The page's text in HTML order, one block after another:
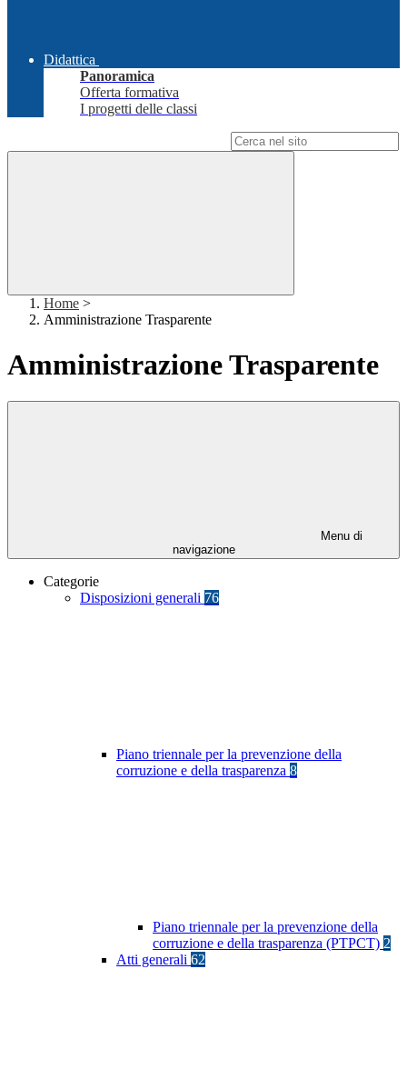
Didattica
Panoramica
Offerta formativa
I progetti delle classi
Home >
Amministrazione Trasparente
Amministrazione Trasparente
Menu di
navigazione
Categorie
Disposizioni generali 76
Piano triennale per la prevenzione della
corruzione e della trasparenza 8
Piano triennale per la prevenzione della
corruzione e della trasparenza (PTPCT) 2
Atti generali 62